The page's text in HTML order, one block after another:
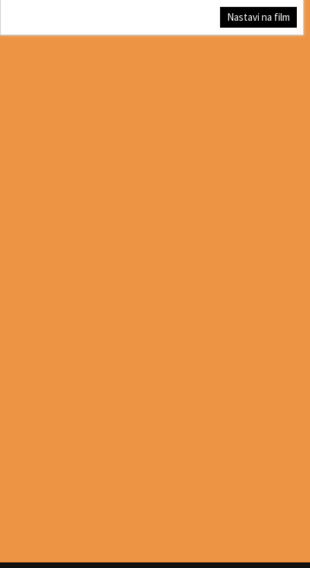
Nastavi na film